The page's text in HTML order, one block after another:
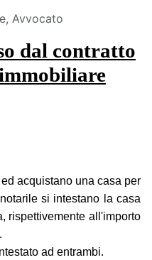
Avvocato
dal contratto
acquistano una casa per
si intestano la casa
rispettivemente all'importo
ad entrambi.